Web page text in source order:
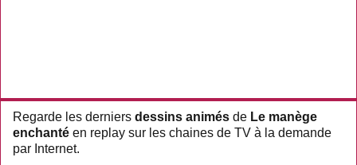
Regarde les derniers dessins animés de Le manège
enchanté en replay sur les chaines de TV à la demande
par Internet.